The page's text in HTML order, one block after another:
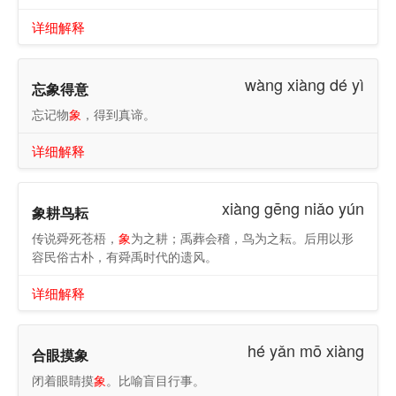
详细解释
忘象得意 wàng xiàng dé yì
忘记物象 ，得到真谛。
详细解释
象耕鸟耘 xiàng gēng niǎo yún
传说舜死苍梧， 象为之耕；禹葬会稽，鸟为之耘。后用以形
容民俗古朴，有舜禹时代的遗风。
详细解释
合眼摸象 hé yǎn mō xiàng
闭着眼睛摸象。比喻盲目行事。